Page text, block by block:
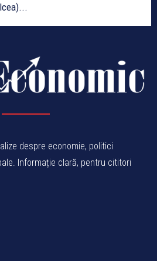
despre economie, politici
Informație clară, pentru cititori